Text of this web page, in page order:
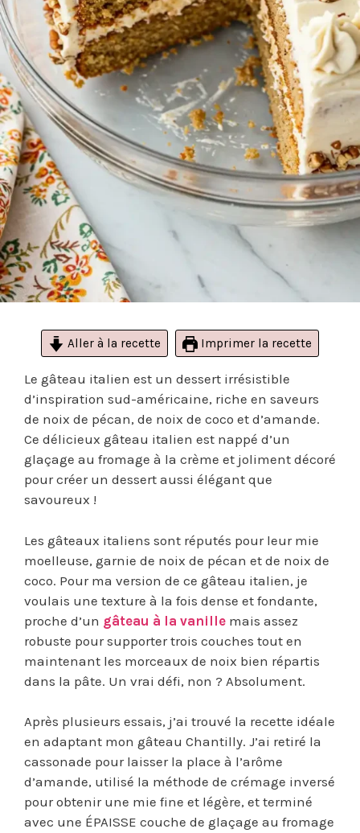
Aller à la recette Imprimer la recette
Le gâteau italien est un dessert irrésistible
d’inspiration sud-américaine, riche en saveurs
de noix de pécan, de noix de coco et d’amande.
Ce délicieux gâteau italien est nappé d’un
glaçage au fromage à la crème et joliment décoré
pour créer un dessert aussi élégant que
savoureux !
Les gâteaux italiens sont réputés pour leur mie
moelleuse, garnie de noix de pécan et de noix de
coco. Pour ma version de ce gâteau italien, je
voulais une texture à la fois dense et fondante,
proche d’un gâteau à la vanille mais assez
robuste pour supporter trois couches tout en
maintenant les morceaux de noix bien répartis
dans la pâte. Un vrai défi, non ? Absolument.
Après plusieurs essais, j’ai trouvé la recette idéale
en adaptant mon gâteau Chantilly. J’ai retiré la
cassonade pour laisser la place à l’arôme
d’amande, utilisé la méthode de crémage inversé
pour obtenir une mie fine et légère, et terminé
avec une ÉPAISSE couche de glaçage au fromage